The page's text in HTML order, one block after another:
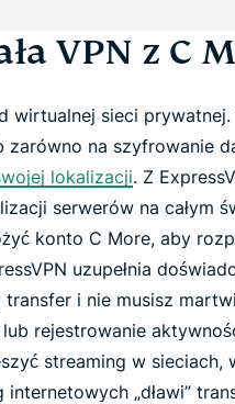
VPN z C
wirtualnej sieci prywatnej.
zarówno na szyfrowanie
lokalizacji. Z
serwerów na całym
konto C More, aby
uzupełnia
transfer i nie musisz
rejestrowanie
streaming w sieciach,
internetowych „dławi”